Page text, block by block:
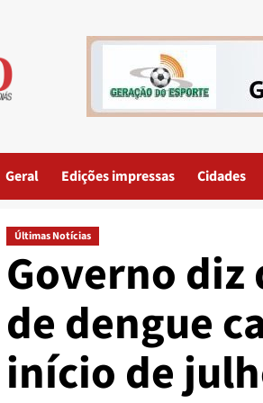
Geral Edições impressas Cidades
Últimas Notícias
Governo diz
de dengue
início de